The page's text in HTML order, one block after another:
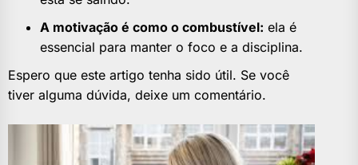
A motivação é como o combustível: ela é
essencial para manter o foco e a disciplina.
Espero que este artigo tenha sido útil. Se você
tiver alguma dúvida, deixe um comentário.